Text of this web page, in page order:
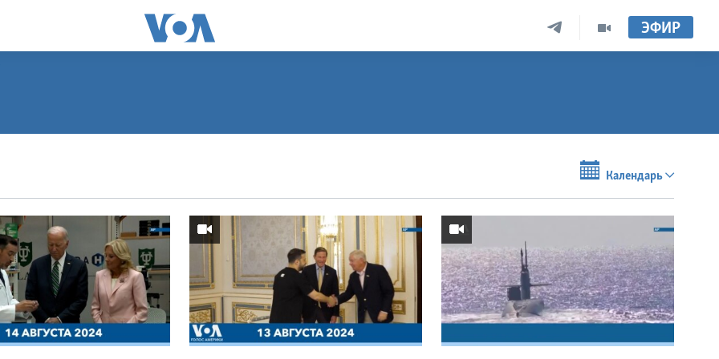
ЭФИР
Календарь